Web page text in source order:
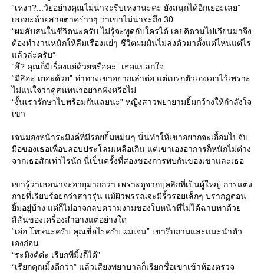
“เหงา?...วัยอย่างคุณไม่น่าจะรีบเหงานะคะ ยังสนุกได้อีกเยอะเลย”
เธอกะด้วยสายตาคร่าวๆ ว่าเขาไม่น่าจะถึง 30
“ผมสับสนในชีวิตน่ะครับ ไม่รู้จะพูดกับใครได้ เลยคิดวนไปเวียนมาจึง
ต้องทำงานหนักให้ลืมเรื่องแย่ๆ ชีวิตผมมันไม่ลงตัวมาตั้งแต่ไหนแต่ไร
ล้วล่ะครับ”
“ฮึ? คุณก็มีเรื่องแย่ด้วยหรือคะ” เธอแปลกใจ
“มีสิฮะ เยอะด้วย” ท่าทางเขาอยากเล่าต่อ แต่เบรกตัวเองเอาไว้เพราะ
ไม่แน่ใจว่าคู่สนทนาอยากฟังหรือไม่
“งั้นเรารักษาไปพร้อมกันเลยนะ” หญิงสาวพยายามยิ้มกว้างให้กำลังใจ
เขา
เจนมองหน้าระมิงค์ที่มีรอยยิ้มหม่นๆ นั่นทำให้เขาอยากจะเอื้อมไปจับ
มือของเธอเพื่อปลอบประโลมเหลือเกิน แต่เขาเองอาการก็หนักไม่ต่าง
จากเธอสักเท่าไรนัก นี่เป็นครั้งที่สองของการพบกันของเขาและเธอ
เขารู้ว่าเธอน่าจะอายุมากกว่า เพราะดูจากบุคลิกที่เป็นผู้ใหญ่ การแต่ง
กายที่เรียบร้อยกว่าสาวรุ่น แม้ผิวพรรณจะมีริ้วรอยเล็กๆ ปรากฏตอน
ิ้มอยู่บ้าง แต่ก็ไม่อาจกลบความงามของใบหน้าที่ไม่ได้ฉาบทาด้ว
สีสันของเครื่องสำอางแต่อย่างใด
“เอ่อ โทษนะครับ คุณชื่อไรครับ ผมเจน” เขารีบถามและแนะนำตัว
เองก่อน
“ระมิงค์ค่ะ เรียกพี่มิ้งก็ได้”
“เรียกคุณมิ้งดีกว่า” แล้วเสียงพยาบาลก็เรียกชื่อเขาเข้าห้องตรวจ